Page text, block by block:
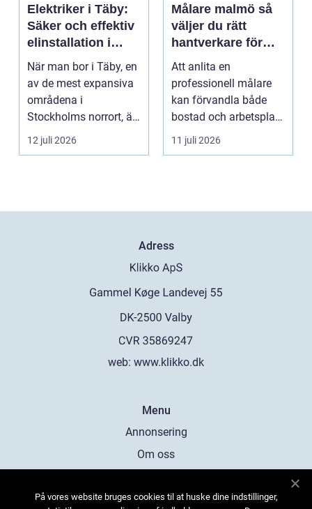
Elektriker i Täby:
Säker och effektiv
elinstallation i
norrort
När man bor i Täby, en
av de mest expansiva
områdena i
Stockholms norrort, är
b...
12 juli 2026
Målare malmö så
väljer du rätt
hantverkare för
hem och företag
Att anlita en
professionell målare
kan förvandla både
bostad och arbetsplats
på kort tid. Färger, yt...
11 juli 2026
Adress
web: www.klikko.dk
Menu
Annonsering
Om oss
Kontakta oss
På vores website bruges cookies til at huske dine indstillinger,